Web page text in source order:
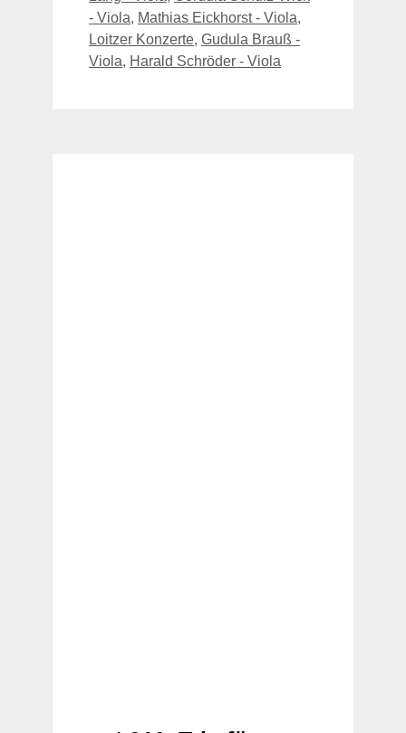
- Viola, Mathias Eickhorst - Viola,
Loitzer Konzerte, Gudula Brauß -
Viola, Harald Schröder - Viola